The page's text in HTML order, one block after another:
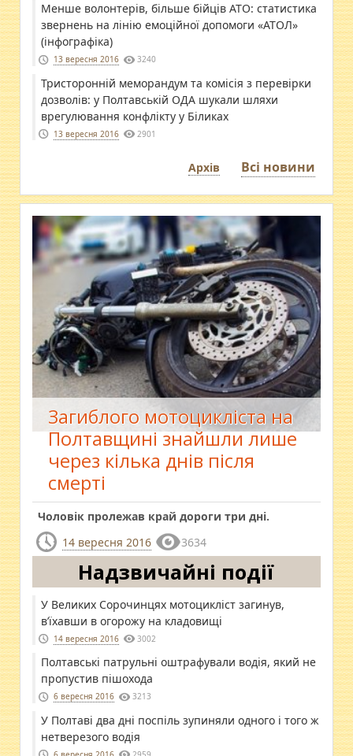
Менше волонтерів, більше бійців АТО: статистика
звернень на лінію емоційної допомоги «АТОЛ»
(інфографіка)
13 вересня 2016 3240
Тристоронній меморандум та комісія з перевірки
дозволів: у Полтавській ОДА шукали шляхи
врегулювання конфлікту у Біликах
13 вересня 2016 2901
Архів Всі новини
Загиблого мотоцикліста на
Полтавщині знайшли лише
через кілька днів після
смерті
Чоловік пролежав край дороги три дні.
14 вересня 2016
3634
Надзвичайні події
У Великих Сорочинцях мотоцикліст загинув,
в’їхавши в огорожу на кладовищі
14 вересня 2016 3002
Полтавські патрульні оштрафували водія, який не
пропустив пішохода
6 вересня 2016 3213
У Полтаві два дні поспіль зупиняли одного і того ж
нетверезого водія